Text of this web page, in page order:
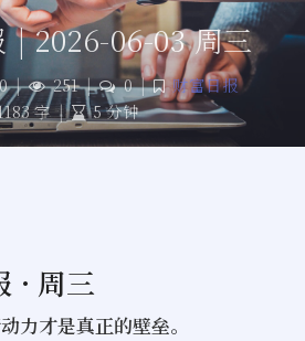
| 2026-06-03 周三
| 251 | 0 |
财富日报
字 | 5 分钟
· 周三
力才是真正的壁垒。